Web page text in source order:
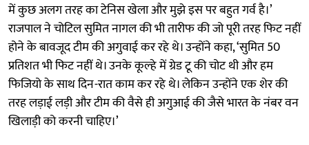
में कुछ अलग तरह का टेनिस खेला और मुझे इस पर बहुत गर्व है।’
राजपाल ने चोटिल सुमित नागल की भी तारीफ की जो पूरी तरह फिट नहीं
होने के बावजूद टीम की अगुवाई कर रहे थे। उन्होंने कहा, ‘सुमित 50
प्रतिशत भी फिट नहीं थे। उनके कूल्हे में ग्रेड टू की चोट थी और हम
फिजियो के साथ दिन-रात काम कर रहे थे। लेकिन उन्होंने एक शेर की
तरह लड़ाई लड़ी और टीम की वैसे ही अगुआई की जैसे भारत के नंबर वन
खिलाड़ी को करनी चाहिए।’